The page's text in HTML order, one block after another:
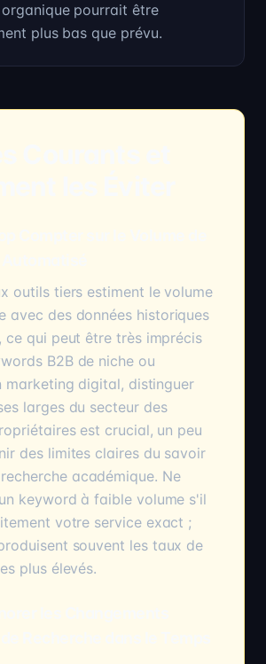
pourrait être
plus bas que prévu.
outils tiers estiment le volume
avec des données historiques
ce qui peut être très imprécis
B2B de niche ou
marketing digital, distinguer
larges du secteur des
est crucial, un peu
des limites claires du savoir
académique. Ne
keyword à faible volume s'il
votre service exact ;
souvent les taux de
plus élevés.